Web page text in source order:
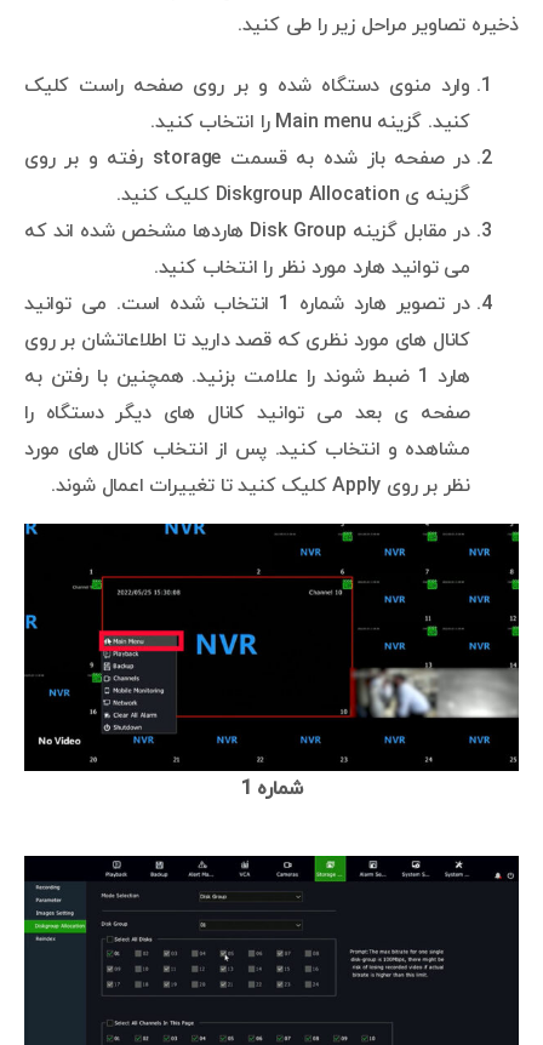
ذخیره تصاویر مراحل زیر را طی کنید.
وارد منوی دستگاه شده و بر روی صفحه راست کلیک
کنید. گزینه Main menu را انتخاب کنید.
در صفحه باز شده به قسمت storage رفته و بر روی
گزینه ی Diskgroup Allocation کلیک کنید.
در مقابل گزینه Disk Group هاردها مشخص شده اند که
می توانید هارد مورد نظر را انتخاب کنید.
در تصویر هارد شماره 1 انتخاب شده است. می توانید
کانال های مورد نظری که قصد دارید تا اطلاعاتشان بر روی
هارد 1 ضبط شوند را علامت بزنید. همچنین با رفتن به
صفحه ی بعد می توانید کانال های دیگر دستگاه را
مشاهده و انتخاب کنید. پس از انتخاب کانال های مورد
نظر بر روی Apply کلیک کنید تا تغییرات اعمال شوند.
شماره 1